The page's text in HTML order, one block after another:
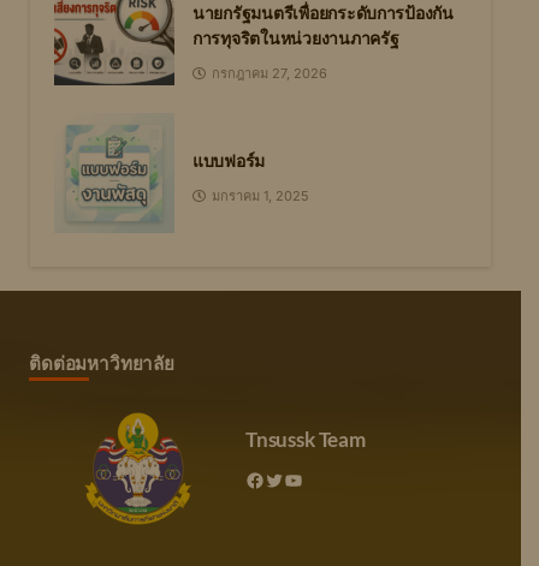
นายกรัฐมนตรีเพื่อยกระดับการป้องกัน
การทุจริตในหน่วยงานภาครัฐ
กรกฎาคม 27, 2026
แบบฟอร์ม
มกราคม 1, 2025
ติดต่อมหาวิทยาลัย
Tnsussk Team
Facebook Twitter YouTube